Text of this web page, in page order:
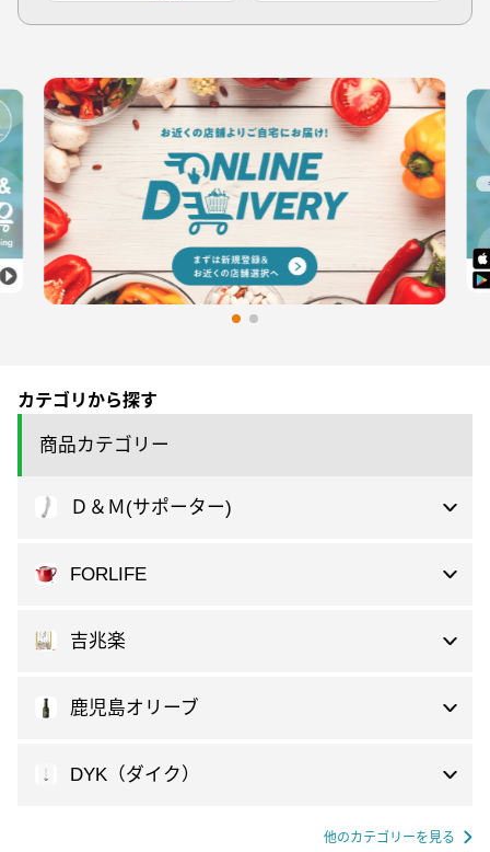
カテゴリから探す
商品カテゴリー
Ｄ＆Ｍ(サポーター)
FORLIFE
吉兆楽
鹿児島オリーブ
DYK（ダイク）
他のカテゴリーを見る